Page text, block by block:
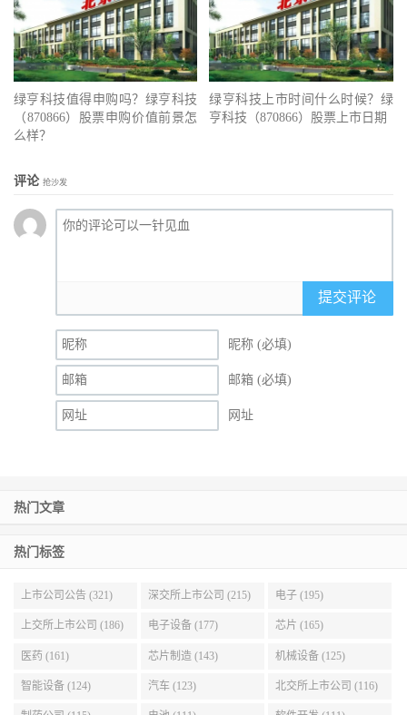
绿亨科技值得申购吗？绿亨科技
（870866）股票申购价值前景怎
么样？
绿亨科技上市时间什么时候？绿
亨科技（870866）股票上市日期
评论 抢沙发
提交评论
昵称 (必填)
邮箱 (必填)
网址
热门文章
热门标签
上市公司公告 (321) 深交所上市公司 (215) 电子 (195)
上交所上市公司 (186) 电子设备 (177) 芯片 (165)
医药 (161) 芯片制造 (143) 机械设备 (125)
智能设备 (124) 汽车 (123) 北交所上市公司 (116)